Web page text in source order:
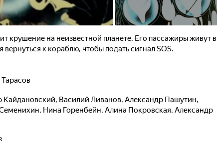
крушение на неизвестной планете. Его пассажиры живут в
к кораблю, чтобы подать сигнал SOS.
Тарасов
Кайдановский, Василий Ливанов, Александр Пашутин,
, Нина Горенбейн, Алина Покровская, Александр